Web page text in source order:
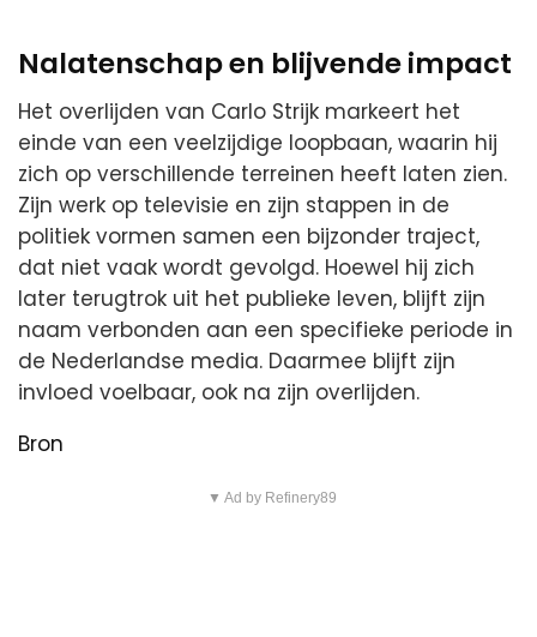
Nalatenschap en blijvende impact
Het overlijden van Carlo Strijk markeert het
einde van een veelzijdige loopbaan, waarin hij
zich op verschillende terreinen heeft laten zien.
Zijn werk op televisie en zijn stappen in de
politiek vormen samen een bijzonder traject,
dat niet vaak wordt gevolgd. Hoewel hij zich
later terugtrok uit het publieke leven, blijft zijn
naam verbonden aan een specifieke periode in
de Nederlandse media. Daarmee blijft zijn
invloed voelbaar, ook na zijn overlijden.
Bron
▼ Ad by Refinery89